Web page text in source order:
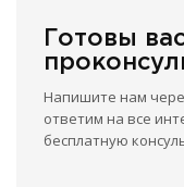
Готовы
Напишите нам
ответим на все
бесплатную